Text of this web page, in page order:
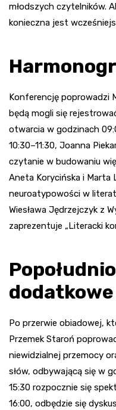
młodszych czytelników.
konieczna jest
Konferencję poprowadzi
będą mogli się
otwarcia w godzinach
10:30–11:30, Joanna
czytanie w budowaniu
Aneta Korycińska i Marta
neuroatypowości w
Wiesława Jędrzejczyk z
zaprezentuje „Literacki
Po przerwie obiadowej,
Przemek Staroń
niewidzialnej przemocy
słów, odbywającą się w
15:30 rozpocznie się
16:00, odbędzie się